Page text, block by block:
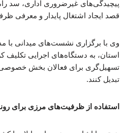
پیچیدگی‌های غیرضروری اداری، سد
قصد ایجاد اشتغال پایدار و معرفی
وی با برگزاری نشست‌های میدانی با
استان، به دستگاه‌های اجرایی تکلیف
تسهیل‌گری برای فعالان بخش
تبدیل کنند.
استفاده از ظرفیت‌های مرزی برای